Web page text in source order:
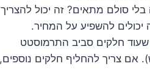
סולם מתאים? זה יכול להצריך
יכולים להשפיע על המחיר.
חלקים סביב התרמוסטט
אם צריך להחליף חלקים נוספים,